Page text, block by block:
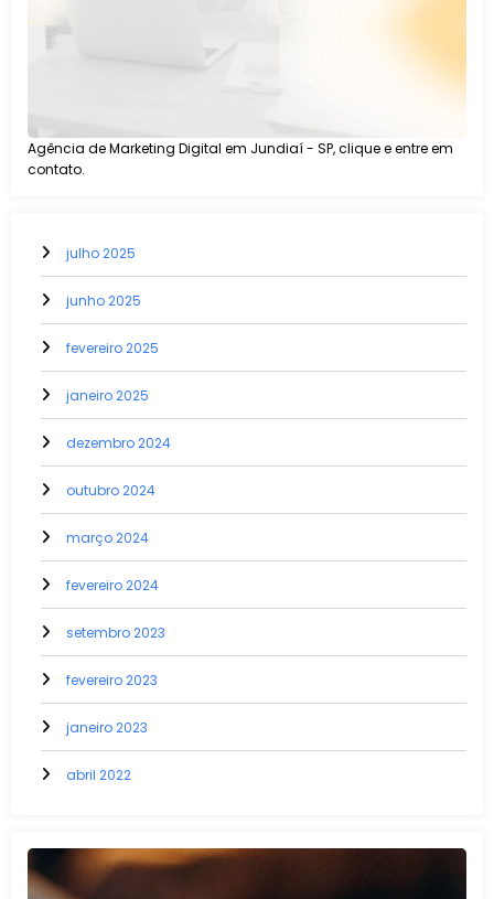
Agência de Marketing Digital em Jundiaí - SP, clique e entre em
contato.
julho 2025
junho 2025
fevereiro 2025
janeiro 2025
dezembro 2024
outubro 2024
março 2024
fevereiro 2024
setembro 2023
fevereiro 2023
janeiro 2023
abril 2022